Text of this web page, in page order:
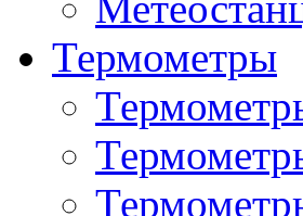
Термометры